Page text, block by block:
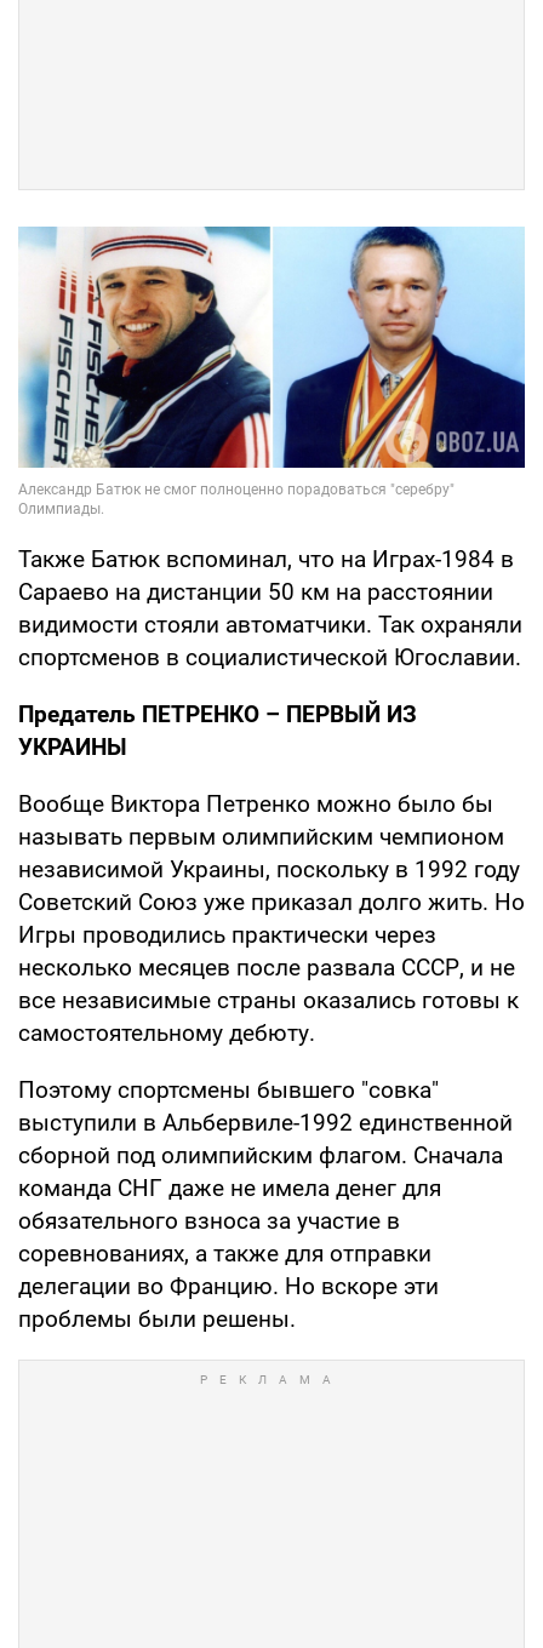
Также Батюк вспоминал, что на Играх-1984 в
Сараево на дистанции 50 км на расстоянии
видимости стояли автоматчики. Так охраняли
спортсменов в социалистической Югославии.
Предатель ПЕТРЕНКО – ПЕРВЫЙ ИЗ
УКРАИНЫ
Вообще Виктора Петренко можно было бы
называть первым олимпийским чемпионом
независимой Украины, поскольку в 1992 году
Советский Союз уже приказал долго жить. Но
Игры проводились практически через
несколько месяцев после развала СССР, и не
все независимые страны оказались готовы к
самостоятельному дебюту.
Поэтому спортсмены бывшего "совка"
выступили в Альбервиле-1992 единственной
сборной под олимпийским флагом. Сначала
команда СНГ даже не имела денег для
обязательного взноса за участие в
соревнованиях, а также для отправки
делегации во Францию. Но вскоре эти
проблемы были решены.